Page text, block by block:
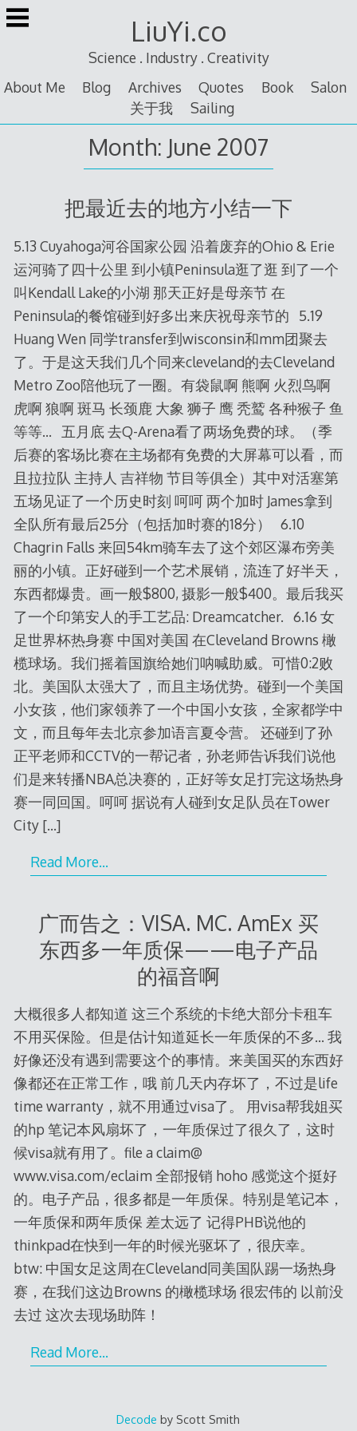
Skip
to
LiuYi.co
Science . Industry . Creativity
About Me
Blog Archives Quotes Book
Salon
关于我
Sailing
Month: June 2007
把最近去的地方小结一下
5.13 Cuyahoga河谷国家公园 沿着废弃的Ohio & Erie
运河骑了四十公里 到小镇Peninsula逛了逛 到了一个
叫Kendall Lake的小湖 那天正好是母亲节 在
Peninsula的餐馆碰到好多出来庆祝母亲节的 5.19
Huang Wen 同学transfer到wisconsin和mm团聚去
了。于是这天我们几个同来cleveland的去Cleveland
Metro Zoo陪他玩了一圈。有袋鼠啊 熊啊 火烈鸟啊
虎啊 狼啊 斑马 长颈鹿 大象 狮子 鹰 秃鹫 各种猴子 鱼
等等… 五月底 去Q-Arena看了两场免费的球。（季
后赛的客场比赛在主场都有免费的大屏幕可以看，而
且拉拉队 主持人 吉祥物 节目等俱全）其中对活塞第
五场见证了一个历史时刻 呵呵 两个加时 James拿到
全队所有最后25分（包括加时赛的18分） 6.10
Chagrin Falls 来回54km骑车去了这个郊区瀑布旁美
丽的小镇。正好碰到一个艺术展销，流连了好半天，
东西都爆贵。画一般$800, 摄影一般$400。最后我买
了一个印第安人的手工艺品: Dreamcatcher. 6.16 女
足世界杯热身赛 中国对美国 在Cleveland Browns 橄
榄球场。我们摇着国旗给她们呐喊助威。可惜0:2败
北。美国队太强大了，而且主场优势。碰到一个美国
小女孩，他们家领养了一个中国小女孩，全家都学中
文，而且每年去北京参加语言夏令营。 还碰到了孙
正平老师和CCTV的一帮记者，孙老师告诉我们说他
们是来转播NBA总决赛的，正好等女足打完这场热身
赛一同回国。呵呵 据说有人碰到女足队员在Tower
City […]
Read More…
广而告之：VISA. MC. AmEx 买
东西多一年质保——电子产品
的福音啊
大概很多人都知道 这三个系统的卡绝大部分卡租车
不用买保险。但是估计知道延长一年质保的不多… 我
好像还没有遇到需要这个的事情。来美国买的东西好
像都还在正常工作，哦 前几天内存坏了，不过是life
time warranty，就不用通过visa了。 用visa帮我姐买
的hp 笔记本风扇坏了，一年质保过了很久了，这时
候visa就有用了。file a claim@
www.visa.com/eclaim 全部报销 hoho 感觉这个挺好
的。电子产品，很多都是一年质保。特别是笔记本，
一年质保和两年质保 差太远了 记得PHB说他的
thinkpad在快到一年的时候光驱坏了，很庆幸。
btw: 中国女足这周在Cleveland同美国队踢一场热身
赛，在我们这边Browns 的橄榄球场 很宏伟的 以前没
去过 这次去现场助阵！
Read More…
Decode by Scott Smith